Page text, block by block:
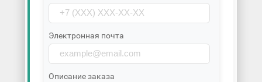
Электронная почта
Описание заказа